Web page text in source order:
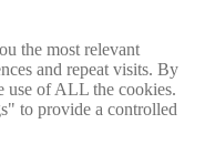
the most relevant
and repeat visits. By
use of ALL the cookies.
to provide a controlled